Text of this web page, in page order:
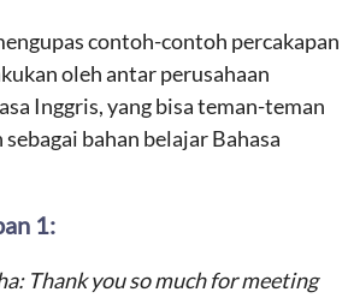
contoh-contoh percakapan
oleh antar perusahaan
Inggris, yang bisa teman-teman
bahan belajar Bahasa
1:
Thank you so much for meeting